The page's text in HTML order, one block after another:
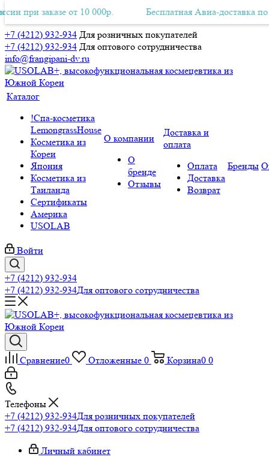
+7 (4212) 932-934 Для розничных покупателей
+7 (4212) 932-934 Для оптового сотрудничества
info@frangipani-dv.ru
Авиа-доставка по всей России при заказе от 10 000р.
от 10 000р. Бесплатная Авиа-доставка по всей
Каталог
!Спа-косметика
LemongrassHouse
Косметика из
Кореи
Япония
Косметика из
Таиланда
Сертификаты
Америка
USOLAB
О компании
О
бренде
Отзывы
Доставка и
оплата
Оплата
Доставка
Возврат
Бренды
Войти
+7 (4212) 932-934
+7 (4212) 932-934Для оптового сотрудничества
Сравнение0 Отложенные 0 Корзина0 0
Телефоны
+7 (4212) 932-934Для розничных покупателей
+7 (4212) 932-934Для оптового сотрудничества
Личный кабинет